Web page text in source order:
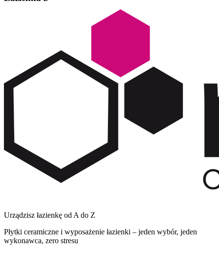
Urządzisz łazienkę od A do Z
Płytki ceramiczne i wyposażenie łazienki – jeden wybór, jeden
wykonawca, zero stresu